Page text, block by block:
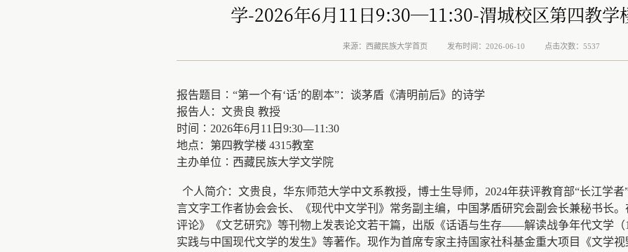
学-2026年6月11日9:30—11:30-渭城校区第四教学
来源：西藏民族大学首页 发布时间：2026-06-10 点击次数：5537
报告题目∶“第一个有‘话’的剧本”：谈茅盾《清明前后》的诗学
报告人：文贵良 教授
时间∶2026年6月11日9:30—11:30
地点：第四教学楼 4315教室
主办单位∶ 西藏民族大学文学院
个人简介：文贵良，华东师范大学中文系教授，博士生导师，2024年获评教育部“长江学
言文字工作者协会会长、《现代中文学刊》常务副主编，中国茅盾研究会副会长兼秘书长
评论》《文艺研究》等刊物上发表论文若干篇，出版《话语与生存——解读战争年代文学（
实践与中国现代文学的发生》等著作。现作为首席专家主持国家社科基金重大项目《文学